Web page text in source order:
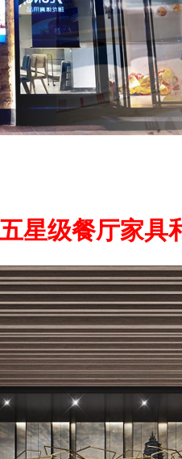
星级餐厅家具